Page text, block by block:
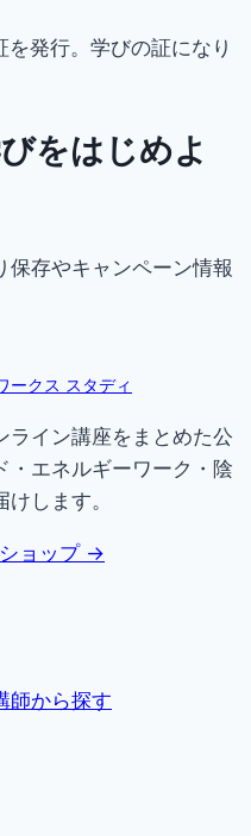
発行。学びの証になり
をはじめよ
保存やキャンペーン情報
ークス スタディ
ライン講座をまとめた公
・エネルギーワーク・陰
します。
ョップ →
師から探す